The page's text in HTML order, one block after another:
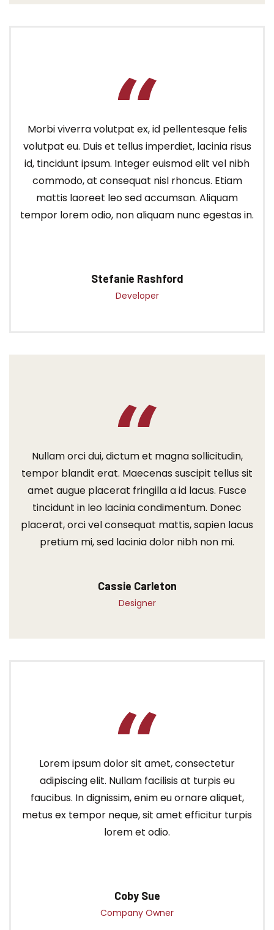
Morbi viverra volutpat ex, id pellentesque felis
volutpat eu. Duis et tellus imperdiet, lacinia risus
id, tincidunt ipsum. Integer euismod elit vel nibh
commodo, at consequat nisl rhoncus. Etiam
mattis laoreet leo sed accumsan. Aliquam
tempor lorem odio, non aliquam nunc egestas in.
Stefanie Rashford
Developer
Nullam orci dui, dictum et magna sollicitudin,
tempor blandit erat. Maecenas suscipit tellus sit
amet augue placerat fringilla a id lacus. Fusce
tincidunt in leo lacinia condimentum. Donec
placerat, orci vel consequat mattis, sapien lacus
pretium mi, sed lacinia dolor nibh non mi.
Cassie Carleton
Designer
Lorem ipsum dolor sit amet, consectetur
adipiscing elit. Nullam facilisis at turpis eu
faucibus. In dignissim, enim eu ornare aliquet,
metus ex tempor neque, sit amet efficitur turpis
lorem et odio.
Coby Sue
Company Owner